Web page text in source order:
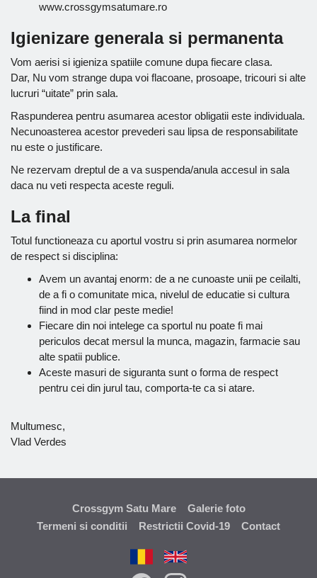
www.crossgymsatumare.ro
Igienizare generala si permanenta
Vom aerisi si igieniza spatiile comune dupa fiecare clasa.
Dar, Nu vom strange dupa voi flacoane, prosoape, tricouri si alte
lucruri “uitate” prin sala.
Raspunderea pentru asumarea acestor obligatii este individuala.
Necunoasterea acestor prevederi sau lipsa de responsabilitate
nu este o justificare.
Ne rezervam dreptul de a va suspenda/anula accesul in sala
daca nu veti respecta aceste reguli.
La final
Totul functioneaza cu aportul vostru si prin asumarea normelor
de respect si disciplina:
Avem un avantaj enorm: de a ne cunoaste unii pe ceilalti,
de a fi o comunitate mica, nivelul de educatie si cultura
fiind in mod clar peste medie!
Fiecare din noi intelege ca sportul nu poate fi mai
periculos decat mersul la munca, magazin, farmacie sau
alte spatii publice.
Aceste masuri de siguranta sunt o forma de respect
pentru cei din jurul tau, comporta-te ca si atare.
Multumesc,
Vlad Verdes
Crossgym Satu Mare
Galerie foto
Termeni si conditii
Restrictii Covid-19 Contact